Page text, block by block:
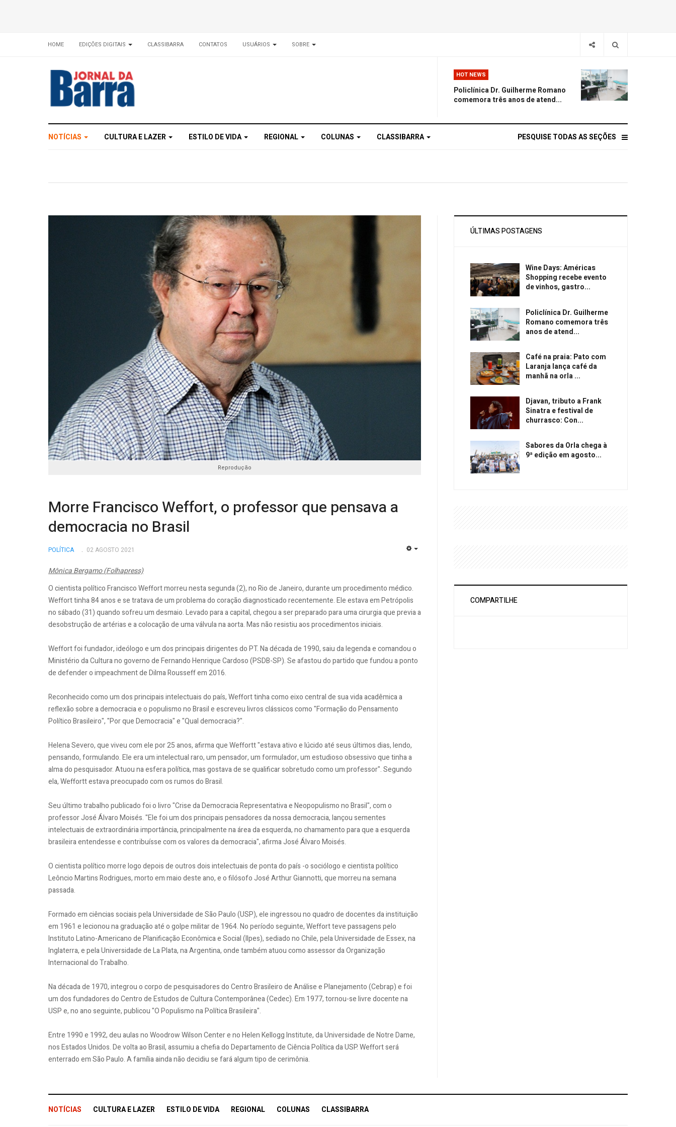
HOME EDIÇÕES DIGITAIS CLASSIBARRA CONTATOS USUÁRIOS SOBRE
HOT NEWS
Policlínica Dr. Guilherme Romano
comemora três anos de atend...
NOTÍCIAS CULTURA E LAZER ESTILO DE VIDA REGIONAL COLUNAS CLASSIBARRA PESQUISE TODAS AS SEÇÕES
Reprodução
Morre Francisco Weffort, o professor que pensava a
democracia no Brasil
POLÍTICA 02 AGOSTO 2021
Mônica Bergamo (Folhapress)
O cientista político Francisco Weffort morreu nesta segunda (2), no Rio de Janeiro, durante um procedimento médico.
Weffort tinha 84 anos e se tratava de um problema do coração diagnosticado recentemente. Ele estava em Petrópolis
no sábado (31) quando sofreu um desmaio. Levado para a capital, chegou a ser preparado para uma cirurgia que previa a
desobstrução de artérias e a colocação de uma válvula na aorta. Mas não resistiu aos procedimentos iniciais.
Weffort foi fundador, ideólogo e um dos principais dirigentes do PT. Na década de 1990, saiu da legenda e comandou o
Ministério da Cultura no governo de Fernando Henrique Cardoso (PSDB-SP). Se afastou do partido que fundou a ponto
de defender o impeachment de Dilma Rousseff em 2016.
Reconhecido como um dos principais intelectuais do país, Weffort tinha como eixo central de sua vida acadêmica a
reflexão sobre a democracia e o populismo no Brasil e escreveu livros clássicos como "Formação do Pensamento
Político Brasileiro", "Por que Democracia" e "Qual democracia?".
Helena Severo, que viveu com ele por 25 anos, afirma que Weffortt "estava ativo e lúcido até seus últimos dias, lendo,
pensando, formulando. Ele era um intelectual raro, um pensador, um formulador, um estudioso obsessivo que tinha a
alma do pesquisador. Atuou na esfera política, mas gostava de se qualificar sobretudo como um professor". Segundo
ela, Weffortt estava preocupado com os rumos do Brasil.
Seu último trabalho publicado foi o livro "Crise da Democracia Representativa e Neopopulismo no Brasil", com o
professor José Álvaro Moisés. "Ele foi um dos principais pensadores da nossa democracia, lançou sementes
intelectuais de extraordinária importância, principalmente na área da esquerda, no chamamento para que a esquerda
brasileira entendesse e contribuísse com os valores da democracia", afirma José Álvaro Moisés.
O cientista político morre logo depois de outros dois intelectuais de ponta do país -o sociólogo e cientista político
Leôncio Martins Rodrigues, morto em maio deste ano, e o filósofo José Arthur Giannotti, que morreu na semana
passada.
Formado em ciências sociais pela Universidade de São Paulo (USP), ele ingressou no quadro de docentes da instituição
em 1961 e lecionou na graduação até o golpe militar de 1964. No período seguinte, Weffort teve passagens pelo
Instituto Latino-Americano de Planificação Econômica e Social (Ilpes), sediado no Chile, pela Universidade de Essex, na
Inglaterra, e pela Universidade de La Plata, na Argentina, onde também atuou como assessor da Organização
Internacional do Trabalho.
Na década de 1970, integrou o corpo de pesquisadores do Centro Brasileiro de Análise e Planejamento (Cebrap) e foi
um dos fundadores do Centro de Estudos de Cultura Contemporânea (Cedec). Em 1977, tornou-se livre docente na
USP e, no ano seguinte, publicou "O Populismo na Política Brasileira".
Entre 1990 e 1992, deu aulas no Woodrow Wilson Center e no Helen Kellogg Institute, da Universidade de Notre Dame,
nos Estados Unidos. De volta ao Brasil, assumiu a chefia do Departamento de Ciência Política da USP. Weffort será
enterrado em São Paulo. A família ainda não decidiu se fará algum tipo de cerimônia.
ÚLTIMAS POSTAGENS
Wine Days: Américas
Shopping recebe evento
de vinhos, gastro...
Policlínica Dr. Guilherme
Romano comemora três
anos de atend...
Café na praia: Pato com
Laranja lança café da
manhã na orla ...
Djavan, tributo a Frank
Sinatra e festival de
churrasco: Con...
Sabores da Orla chega à
9ª edição em agosto...
COMPARTILHE
NOTÍCIAS CULTURA E LAZER ESTILO DE VIDA REGIONAL COLUNAS CLASSIBARRA